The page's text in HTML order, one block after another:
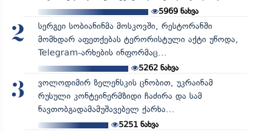
5969 ნახვა
2
სერგეი სობიანინმა მოსკოვში, რესტორანში
მომხდარ აფეთქებას ტერორისტული აქტი უწოდა,
Telegram-არხების ინფორმაც...
5262ნახვა
3
ვოლოდიმირ ზელენსკის ცნობით, უკრაინამ
რუსული კონტეინერმზიდი ჩაძირა და სამ
ნავთობგადამამუშავებელ ქარხა...
5251ნახვა